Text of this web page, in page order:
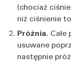
(chociaż
niż ciśnienie
Próżnia.
usuwane
następnie